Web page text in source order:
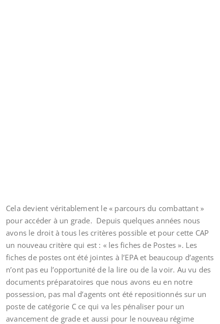
Cela devient véritablement le « parcours du combattant »
pour accéder à un grade. Depuis quelques années nous
avons le droit à tous les critères possible et pour cette CAP
un nouveau critère qui est : « les fiches de Postes ». Les
fiches de postes ont été jointes à l’EPA et beaucoup d’agents
n’ont pas eu l’opportunité de la lire ou de la voir. Au vu des
documents préparatoires que nous avons eu en notre
possession, pas mal d’agents ont été repositionnés sur un
poste de catégorie C ce qui va les pénaliser pour un
avancement de grade et aussi pour le nouveau régime